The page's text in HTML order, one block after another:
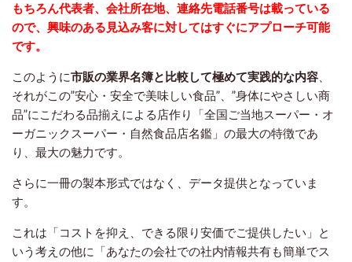
もちろん代表者、会社所在地、連絡先電話番号は載っている
ので、興味のある見込み客に対してはすぐにアプローチ可能
です。
このように市販の業界名簿と比較して極めて実践的な内容
それがこの”安心・安全で美味しい食品”、”身体にやさしい商
品”にこだわる品揃えによる店作り「全国ご当地スーパー・オ
ーガニックスーパー・自然食品店名鑑」の最大の特徴であ
り、最大の魅力です。
さらに一冊の製本形式ではなく、データ提供となっていま
す。
これは「コストを抑え、できる限り安価でご提供したい」と
いう考えの他に「あなたの会社での社内情報共有も簡単でス